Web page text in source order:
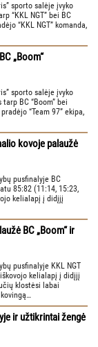
sporto salėje įvyko
“KKL NGT” bei BC
“KKL NGT” komanda,
„Boom“
sporto salėje įvyko
BC “Boom” bei
“Team 97” ekipa,
kovoje palaužė
pusfinalyje BC
85:82 (11:14, 15:23,
kelialapį į didįjį
BC „Boom“ ir
pusfinalyje KKL NGT
kelialapį į didįjį
klostėsi labai
ir užtikrintai žengė